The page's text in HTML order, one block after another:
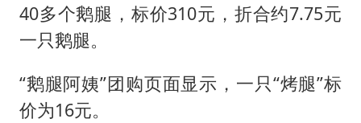
40多个鹅腿，标价310元，折合约7.75元
一只鹅腿。
“鹅腿阿姨”团购页面显示，一只“烤腿”标
价为16元。